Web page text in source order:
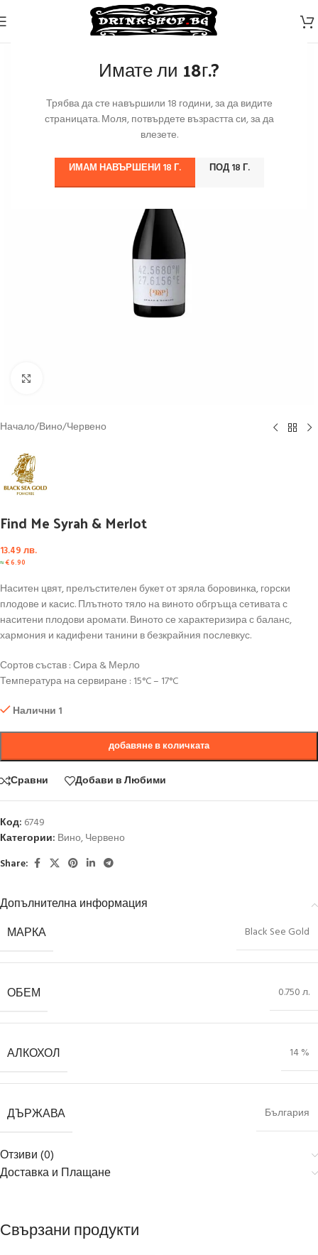
Имате ли 18г.?
Трябва да сте навършили 18 години, за да видите
страницата. Моля, потвърдете възрастта си, за да
влезете.
ИМАМ НАВЪРШЕНИ 18 Г. ПОД 18 Г.
Начало/Вино/Червено
Find Me Syrah & Merlot
13.49 лв.
≈€6.90
Наситен цвят, прелъстителен букет от зряла боровинка, горски
плодове и касис. Плътното тяло на виното обгръща сетивата с
наситени плодови аромати. Виното се характеризира с баланс,
хармония и кадифени танини в безкрайния послевкус.
Сортов състав : Сира & Мерло
Температура на сервиране : 15°C – 17°C
Налични 1
добавяне в количката
Сравни Добави в Любими
Код: 6749
Категории: Вино,Червено
Share:
Допълнителна информация
МАРКА Black See Gold
ОБЕМ 0.750 л.
АЛКОХОЛ 14 %
ДЪРЖАВА България
Отзиви (0)
Доставка и Плащане
Свързани продукти